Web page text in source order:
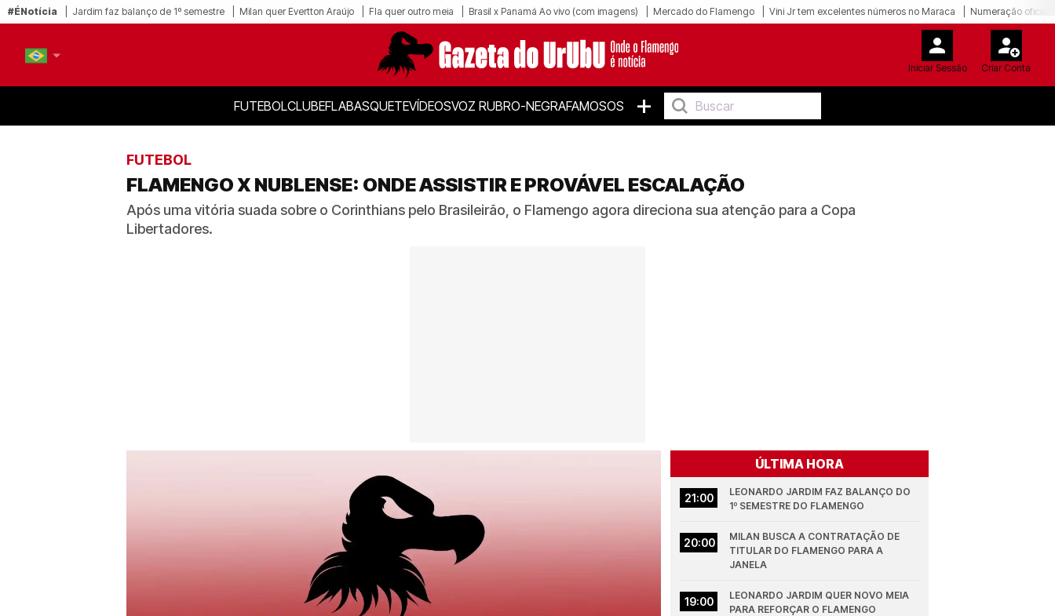
#ÉNotícia Jardim faz balanço de 1º semestre Milan quer Evertton Araújo Fla quer outro meia Brasil x Panamá Ao vivo (com imagens) Mercado do Flamengo Vini Jr tem excelentes números no Maraca Numeração oficial
Iniciar Sessão Criar Conta
FUTEBOLCLUBEFLABASQUETEVÍDEOSVOZ RUBRO-NEGRAFAMOSOS +
FUTEBOL
FLAMENGO X NUBLENSE: ONDE ASSISTIR E PROVÁVEL ESCALAÇÃO
Após uma vitória suada sobre o Corinthians pelo Brasileirão, o Flamengo agora direciona sua atenção para a Copa
Libertadores.
ÚLTIMA HORA
21:00
LEONARDO JARDIM FAZ BALANÇO DO
1º SEMESTRE DO FLAMENGO
20:00
MILAN BUSCA A CONTRATAÇÃO DE
TITULAR DO FLAMENGO PARA A
JANELA
19:00
LEONARDO JARDIM QUER NOVO MEIA
PARA REFORÇAR O FLAMENGO